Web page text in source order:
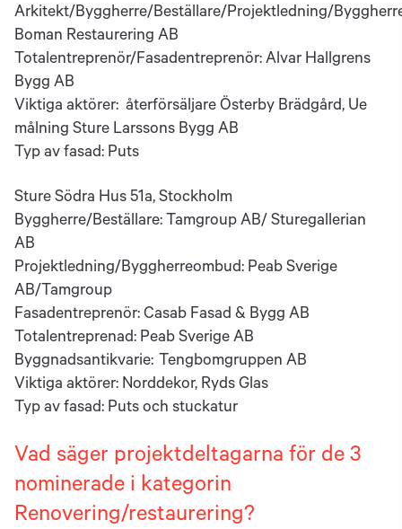
Arkitekt/Byggherre/Beställare/Projektledning/
Boman Restaurering AB
Totalentreprenör/Fasadentreprenör: Alvar Hallgrens
Bygg AB
Viktiga aktörer: återförsäljare Österby Brädgård, Ue
målning Sture Larssons Bygg AB
Typ av fasad: Puts
Sture Södra Hus 51a, Stockholm
Byggherre/Beställare: Tamgroup AB/ Sturegallerian
AB
Projektledning/Byggherreombud: Peab Sverige
AB/Tamgroup
Fasadentreprenör: Casab Fasad & Bygg AB
Totalentreprenad: Peab Sverige AB
Byggnadsantikvarie: Tengbomgruppen AB
Viktiga aktörer: Norddekor, Ryds Glas
Typ av fasad: Puts och stuckatur
Vad säger projektdeltagarna för de 3
nominerade i kategorin
Renovering/restaurering?